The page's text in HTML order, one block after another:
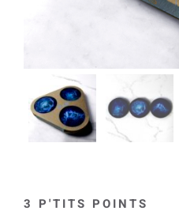
3 P'TITS POINTS